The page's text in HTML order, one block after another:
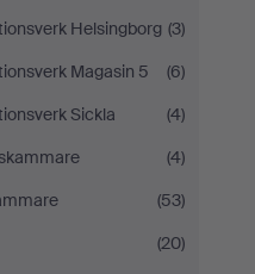
Helsingborg (3)
Magasin 5
(6)
Sickla
(4)
(4)
(53)
(20)